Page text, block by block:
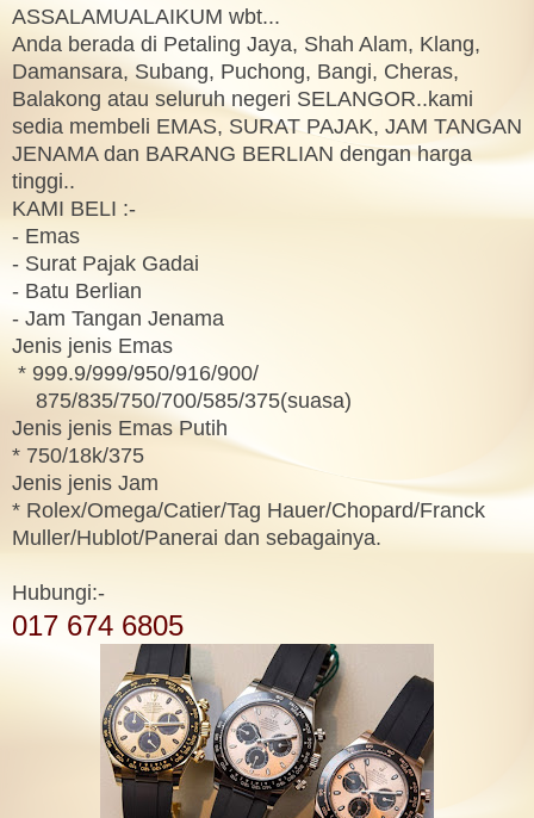
ASSALAMUALAIKUM wbt...
Anda berada di Petaling Jaya, Shah Alam, Klang,
Damansara, Subang, Puchong, Bangi, Cheras,
Balakong atau seluruh negeri SELANGOR..kami
sedia membeli EMAS, SURAT PAJAK, JAM TANGAN
JENAMA dan BARANG BERLIAN dengan harga
tinggi..
KAMI BELI :-
- Emas
- Surat Pajak Gadai
- Batu Berlian
- Jam Tangan Jenama
Jenis jenis Emas
* 999.9/999/950/916/900/
875/835/750/700/585/375(suasa)
Jenis jenis Emas Putih
* 750/18k/375
Jenis jenis Jam
* Rolex/Omega/Catier/Tag Hauer/Chopard/Franck
Muller/Hublot/Panerai dan sebagainya.
Hubungi:-
017 674 6805